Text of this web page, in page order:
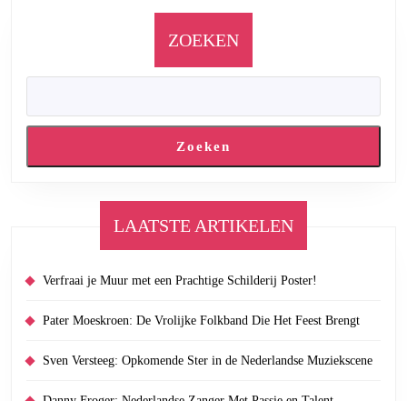
ZOEKEN
Zoeken
LAATSTE ARTIKELEN
Verfraai je Muur met een Prachtige Schilderij Poster!
Pater Moeskroen: De Vrolijke Folkband Die Het Feest Brengt
Sven Versteeg: Opkomende Ster in de Nederlandse Muziekscene